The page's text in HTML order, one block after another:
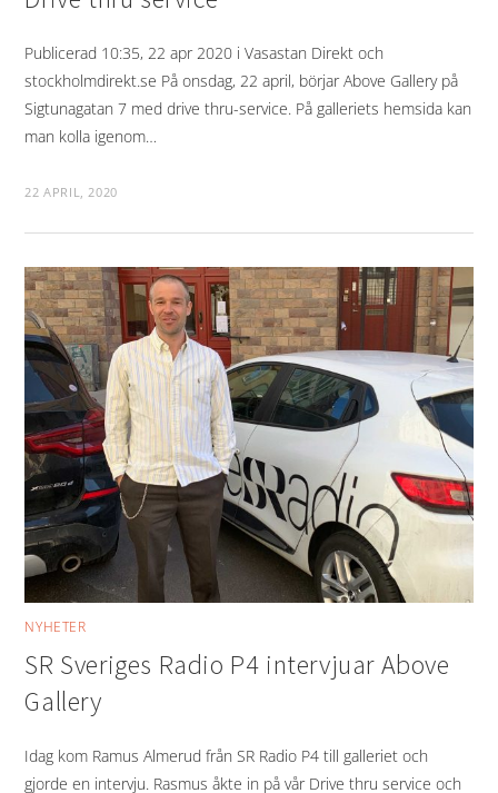
Publicerad 10:35, 22 apr 2020 i Vasastan Direkt och
stockholmdirekt.se På onsdag, 22 april, börjar Above Gallery på
Sigtunagatan 7 med drive thru-service. På galleriets hemsida kan
man kolla igenom…
22 APRIL, 2020
NYHETER
SR Sveriges Radio P4 intervjuar Above
Gallery
Idag kom Ramus Almerud från SR Radio P4 till galleriet och
gjorde en intervju. Rasmus åkte in på vår Drive thru service och